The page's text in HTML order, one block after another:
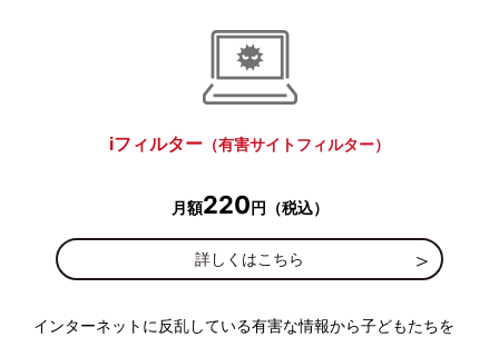
iフィルター （有害サイトフィルター）
月額220円（税込）
詳しくはこちら
インターネットに反乱している有害な情報から子どもたちを